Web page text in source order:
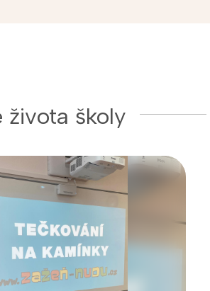
života školy